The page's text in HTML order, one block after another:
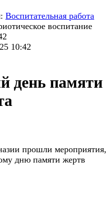
Воспитательная работа
воспитание
10:42
день памяти
прошли мероприятия,
дню памяти жертв